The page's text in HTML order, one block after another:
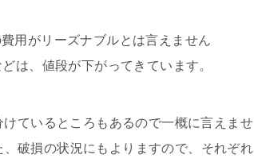
用がリーズナブルとは言えません
は、値段が下がってきています。
ているところもあるので一概に言えませ
破損の状況にもよりますので、それぞれ